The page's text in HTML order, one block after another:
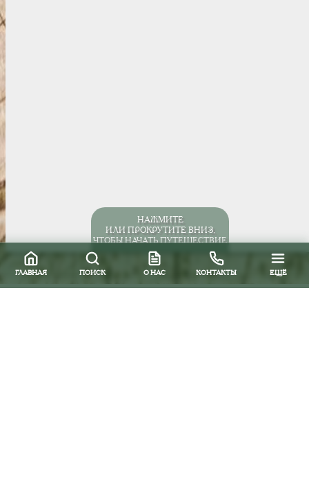
НАЖМИТЕ
ИЛИ ПРОКРУТИТЕ ВНИЗ,
ЧТОБЫ НАЧАТЬ ПУТЕШЕСТВИЕ
ГЛАВНАЯ ПОИСК О НАС КОНТАКТЫ ЕЩЁ